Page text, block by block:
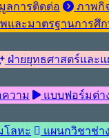
ลการติดต่อ
ภาพกิ
และมาตรฐานการศึ
ฝ่ายยุทธศาสตร์และ
วาม แบบฟอร์มต่า
โลหะ
แผนกวิชาช่า